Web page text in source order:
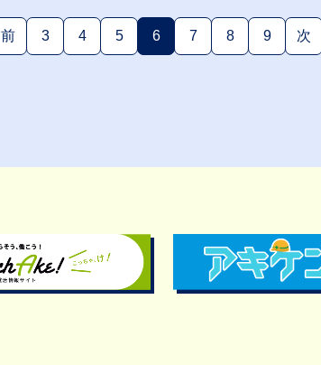
前 3 4 5 6(現在のページ)
7 8 9 次